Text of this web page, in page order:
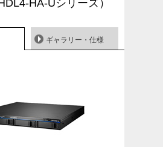
HA-Uシリーズ）
ギャラリー・仕様